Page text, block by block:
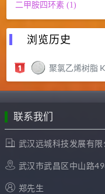
二甲胺四环素 (1)
浏览历史
聚氯乙烯树脂
联系我们
武汉远城科技发展有限
武汉市武昌区中山路
郑先生